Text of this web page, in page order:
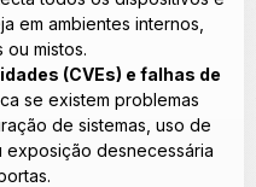
em ambientes internos,
ou mistos.
(CVEs) e falhas de
se existem problemas
de sistemas, uso de
desnecessária